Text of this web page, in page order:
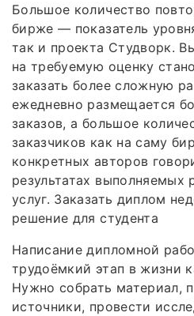
Большое количество
бирже — показатель
так и проекта Студворк.
на требуемую оценку
заказать более сложную
ежедневно размещается
заказов, а большое
заказчиков как на саму
конкретных авторов
результатах выполняемых
услуг. Заказать диплом
решение для студента
Написание дипломной
трудоёмкий этап в жизни
Нужно собрать материал,
источники, провести